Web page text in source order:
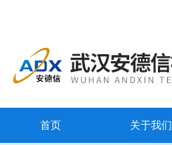
首页 关于我们